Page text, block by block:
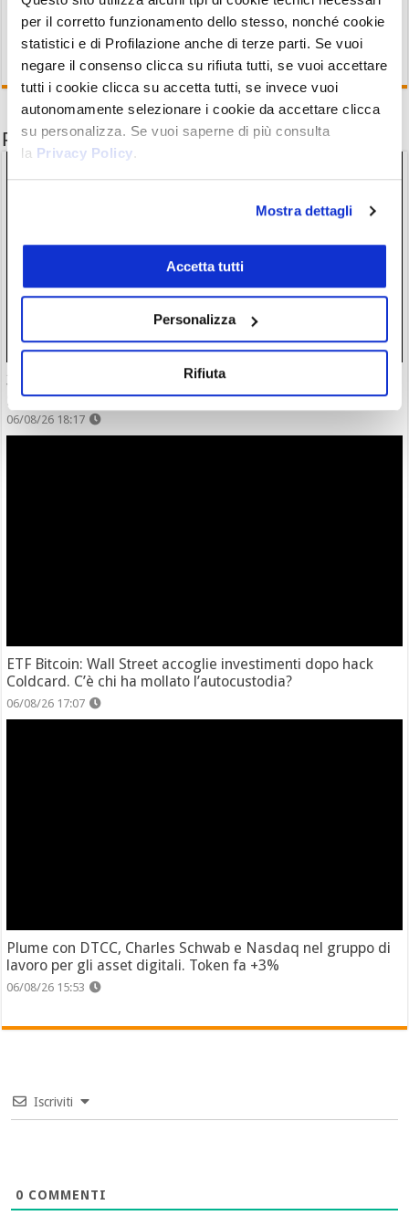
per il corretto funzionamento dello stesso, nonché cookie
statistici e di Profilazione anche di terze parti. Se vuoi
negare il consenso clicca su rifiuta tutti, se vuoi accettare
tutti i cookie clicca su accetta tutti, se invece vuoi
autonomamente selezionare i cookie da accettare clicca
su personalizza. Se vuoi saperne di più consulta
la Privacy Policy.
Mostra dettagli
Accetta tutti
Personalizza
Rifiuta
Potrebbe interessarti anche
30 milioni in crypto rubate con attacchi violenti. Francia
guida classifica della vergogna
06/08/26 18:17
ETF Bitcoin: Wall Street accoglie investimenti dopo hack
Coldcard. C’è chi ha mollato l’autocustodia?
06/08/26 17:07
Plume con DTCC, Charles Schwab e Nasdaq nel gruppo di
lavoro per gli asset digitali. Token fa +3%
06/08/26 15:53
Iscriviti
0 COMMENTI